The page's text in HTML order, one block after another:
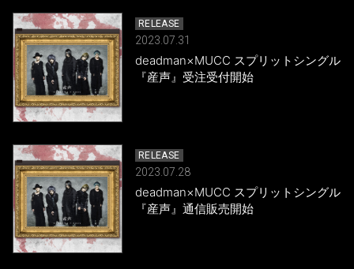
RELEASE
2023.07.31
deadman×MUCC スプリットシングル
『産声』受注受付開始
RELEASE
2023.07.28
deadman×MUCC スプリットシングル
『産声』通信販売開始